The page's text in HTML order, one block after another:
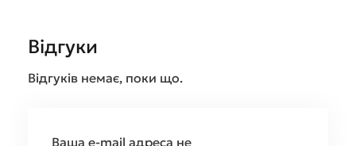
Відгуки
Відгуків немає, поки що.
Ваша e-mail адреса не